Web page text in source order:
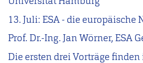
13. Juli: ESA - die europäische
Prof. Dr.-Ing. Jan Wörner, ESA
Die ersten drei Vorträge